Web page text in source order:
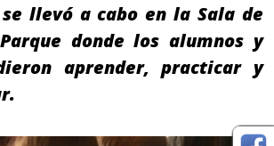
llevó a cabo en la Sala de
donde los alumnos y
aprender, practicar y